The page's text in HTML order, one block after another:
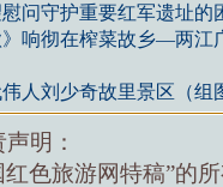
问守护重要红军遗址的
响彻在榨菜故乡—两江
人刘少奇故里景区（组
明：
色旅游网特稿”的